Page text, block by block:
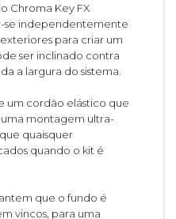
Chroma Key FX
se independentemente
para criar um
ser inclinado contra
a largura do sistema.
um cordão elástico que
uma montagem ultra-
quaisquer
quando o kit é
que o fundo é
vincos, para uma